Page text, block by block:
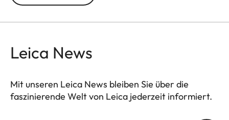
Leica News
Mit unseren Leica News bleiben Sie über die
faszinierende Welt von Leica jederzeit informiert.